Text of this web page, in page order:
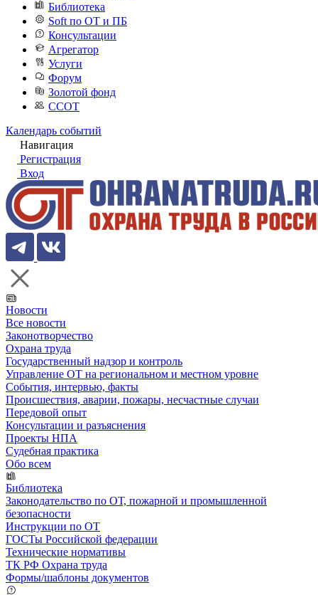
Библиотека
Soft по ОТ и ПБ
Консультации
Агрегатор
Услуги
Форум
Золотой фонд
ССОТ
Календарь событий
Навигация
Регистрация
Вход
Новости
Все новости
Законотворчество
Охрана труда
Государственный надзор и контроль
Управление ОТ на региональном и местном уровне
События, интервью, факты
Происшествия, аварии, пожары, несчастные случаи
Передовой опыт
Консультации и разъяснения
Проекты НПА
Судебная практика
Обо всем
Библиотека
Законодательство по ОТ, пожарной и промышленной
безопасности
Инструкции по ОТ
ГОСТы Российской федерации
Технические нормативы
ТК РФ Охрана труда
Формы/шаблоны документов